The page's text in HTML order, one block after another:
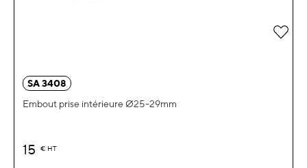
SA 3408
Embout prise intérieure Ø25-29mm
15 € HT